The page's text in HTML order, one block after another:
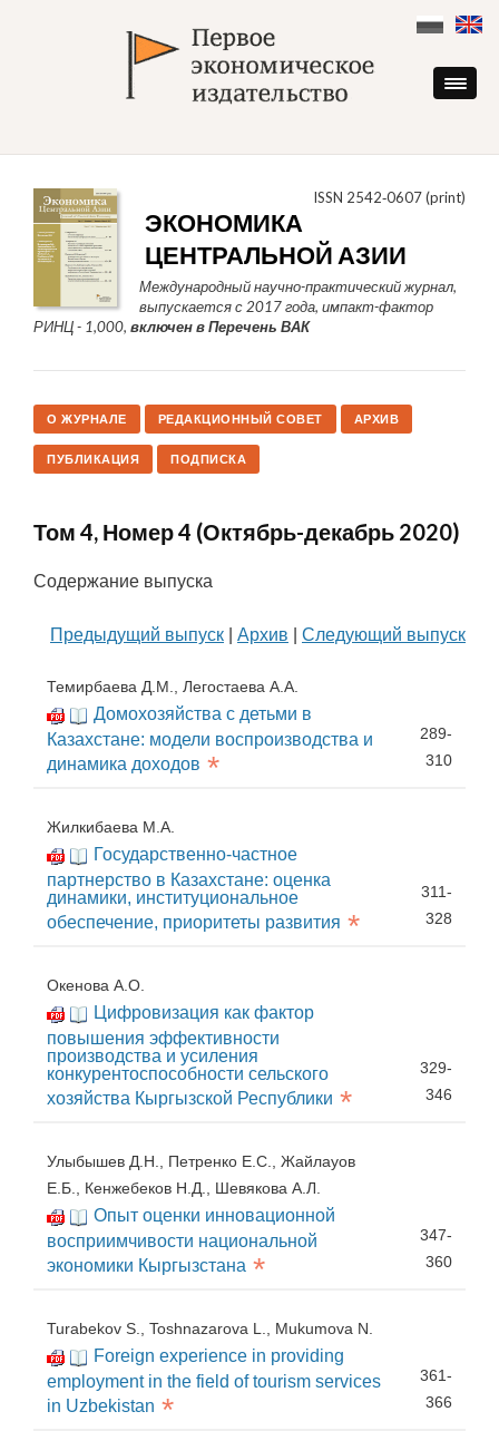
content
ISSN 2542‑0607 (print)
ЭКОНОМИКА
ЦЕНТРАЛЬНОЙ АЗИИ
Международный научно-практический журнал,
выпускается с 2017 года, импакт-фактор
РИНЦ - 1,000, включен в Перечень ВАК
О ЖУРНАЛЕ РЕДАКЦИОННЫЙ СОВЕТ АРХИВ
ПУБЛИКАЦИЯ ПОДПИСКА
Том 4, Номер 4 (Октябрь-декабрь 2020)
Содержание выпуска
Предыдущий выпуск Архив Следующий выпуск
Темирбаева Д.М., Легостаева А.А.
Домохозяйства с детьми в
Казахстане: модели воспроизводства и
динамика доходов *
289-
310
Жилкибаева М.А.
Государственно-частное
партнерство в Казахстане: оценка
динамики, институциональное
обеспечение, приоритеты развития *
311-
328
Окенова А.О.
Цифровизация как фактор
повышения эффективности
производства и усиления
конкурентоспособности сельского
хозяйства Кыргызской Республики *
329-
346
Улыбышев Д.Н., Петренко Е.С., Жайлауов
Е.Б., Кенжебеков Н.Д., Шевякова А.Л.
Опыт оценки инновационной
восприимчивости национальной
экономики Кыргызстана *
347-
360
Turabekov S., Toshnazarova L., Mukumova N.
Foreign experience in providing
employment in the field of tourism services
in Uzbekistan *
361-
366